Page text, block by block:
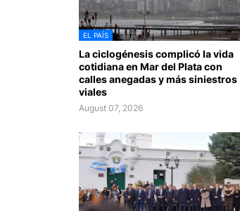
EL PAÍS
La ciclogénesis complicó la vida
cotidiana en Mar del Plata con
calles anegadas y más siniestros
viales
August 07, 2026